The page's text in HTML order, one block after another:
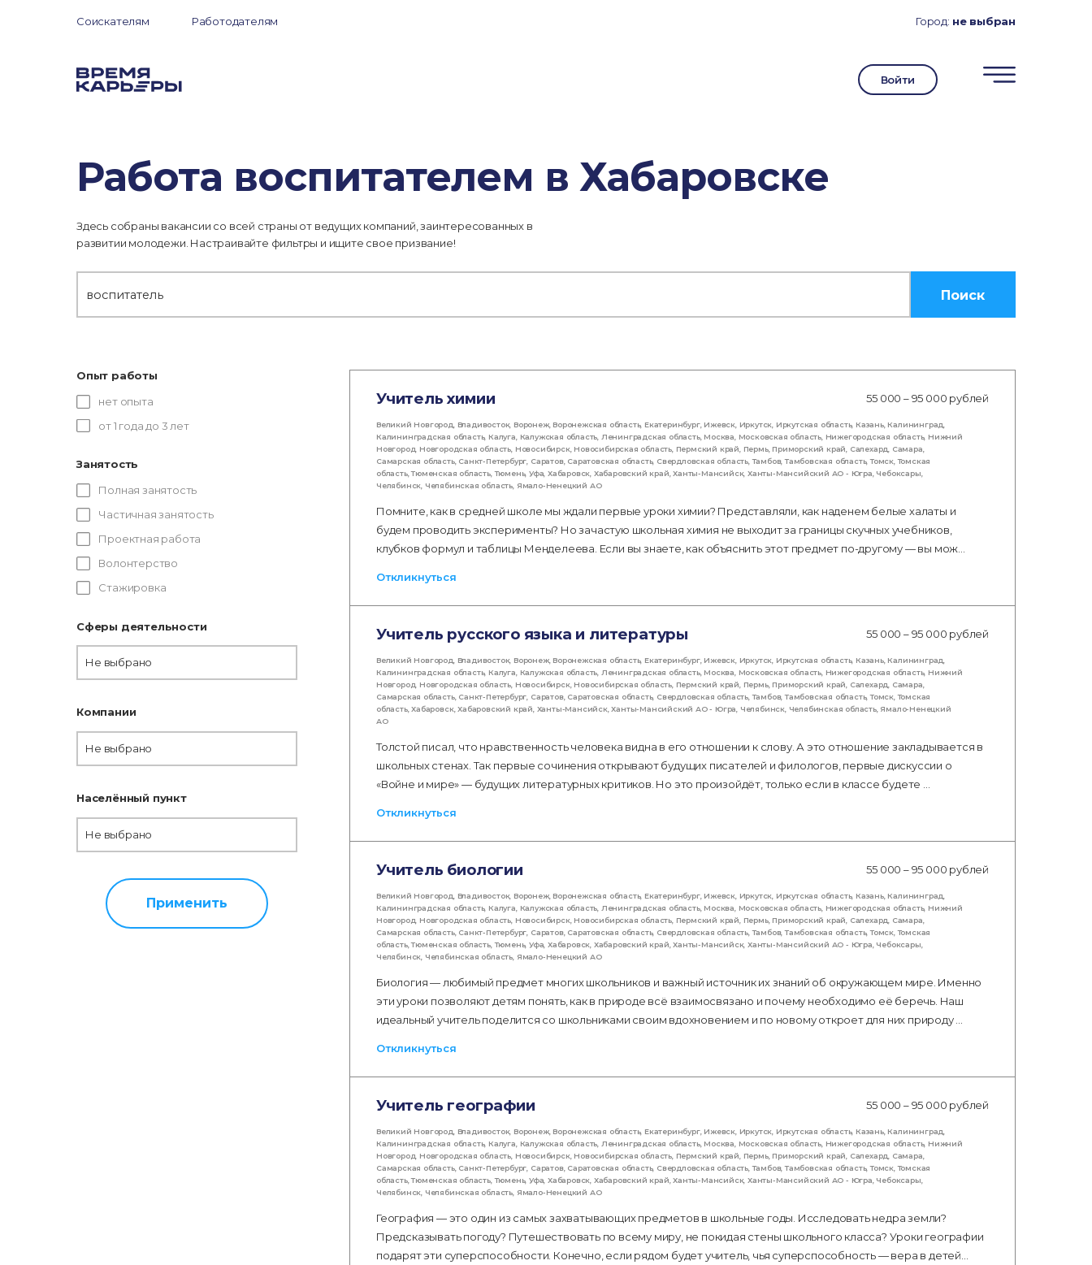
Соискателям Работодателям Город: не выбран
Войти
Работа воспитателем в Хабаровске
Здесь собраны вакансии со всей страны от ведущих компаний, заинтересованных в
развитии молодежи. Настраивайте фильтры и ищите свое призвание!
Поиск
Опыт работы
нет опыта
от 1 года до 3 лет
Занятость
Полная занятость
Частичная занятость
Проектная работа
Волонтерство
Стажировка
Сферы деятельности
Не выбрано
Компании
Не выбрано
Населённый пункт
Не выбрано
Применить
Учитель химии 55 000 – 95 000 рублей
Великий Новгород Владивосток, Воронеж, Воронежская область, Екатеринбург, Ижевск, Иркутск Иркутская область, Казань, Калининград
Калининградская область, Калуга Калужская область Ленинградская область, Москва Московская область, Нижегородская область, Нижний
Новгород Новгородская область Новосибирск, Новосибирская область, Пермский край Пермь, Приморский край Салехард Самара
Самарская область, Санкт-Петербург Саратов, Саратовская область, Свердловская область,Тамбов,Тамбовская область,Томск,Томская
область,Тюменская область,Тюмень, Уфа Хабаровск Хабаровский край ,Ханты-Мансийск, Ханты-Мансийский АО - Югра Чебоксары
Челябинск Челябинская область Ямало-Ненецкий АО
Помните, как в средней школе мы ждали первые уроки химии? Представляли, как наденем белые халаты и
будем проводить эксперименты? Но зачастую школьная химия не выходит за границы скучных учебников,
клубков формул и таблицы Менделеева. Если вы знаете, как объяснить этот предмет по-другому — вы мож…
Откликнуться
Учитель русского языка и литературы 55 000 – 95 000 рублей
Великий Новгород Владивосток, Воронеж, Воронежская область, Екатеринбург, Ижевск, Иркутск Иркутская область, Казань, Калининград
Калининградская область, Калуга Калужская область Ленинградская область, Москва Московская область, Нижегородская область, Нижний
Новгород Новгородская область Новосибирск, Новосибирская область, Пермский край Пермь, Приморский край Салехард Самара
Самарская область, Санкт-Петербург Саратов, Саратовская область, Свердловская область,Тамбов,Тамбовская область,Томск,Томская
область,Хабаровск,Хабаровский край Ханты-Мансийск,Ханты-Мансийский АО - Югра Челябинск, Челябинская область, Ямало-Ненецкий
АО
Толстой писал, что нравственность человека видна в его отношении к слову. А это отношение закладывается в
школьных стенах. Так первые сочинения открывают будущих писателей и филологов, первые дискуссии о
«Войне и мире» — будущих литературных критиков. Но это произойдёт, только если в классе будете …
Откликнуться
Учитель биологии 55 000 – 95 000 рублей
Великий Новгород Владивосток, Воронеж, Воронежская область, Екатеринбург, Ижевск, Иркутск Иркутская область, Казань, Калининград
Калининградская область, Калуга Калужская область Ленинградская область, Москва Московская область, Нижегородская область, Нижний
Новгород Новгородская область Новосибирск, Новосибирская область, Пермский край Пермь, Приморский край Салехард Самара
Самарская область, Санкт-Петербург Саратов, Саратовская область, Свердловская область,Тамбов,Тамбовская область,Томск,Томская
область,Тюменская область,Тюмень, Уфа Хабаровск Хабаровский край ,Ханты-Мансийск, Ханты-Мансийский АО - Югра Чебоксары
Челябинск Челябинская область Ямало-Ненецкий АО
Биология — любимый предмет многих школьников и важный источник их знаний об окружающем мире. Именно
эти уроки позволяют детям понять, как в природе всё взаимосвязано и почему необходимо её беречь. Наш
идеальный учитель поделится со школьниками своим вдохновением и по новому откроет для них природу …
Откликнуться
Учитель географии 55 000 – 95 000 рублей
Великий Новгород Владивосток, Воронеж, Воронежская область, Екатеринбург, Ижевск, Иркутск Иркутская область, Казань, Калининград
Калининградская область, Калуга Калужская область Ленинградская область, Москва Московская область, Нижегородская область, Нижний
Новгород Новгородская область Новосибирск, Новосибирская область, Пермский край Пермь, Приморский край Салехард Самара
Самарская область, Санкт-Петербург Саратов, Саратовская область, Свердловская область,Тамбов,Тамбовская область,Томск,Томская
область,Тюменская область,Тюмень, Уфа Хабаровск Хабаровский край ,Ханты-Мансийск, Ханты-Мансийский АО - Югра Чебоксары
Челябинск Челябинская область Ямало-Ненецкий АО
География — это один из самых захватывающих предметов в школьные годы. Исследовать недра земли?
Предсказывать погоду? Путешествовать по всему миру, не покидая стены школьного класса? Уроки географии
подарят эти суперспособности. Конечно, если рядом будет учитель, чья суперспособность — вера в детей…